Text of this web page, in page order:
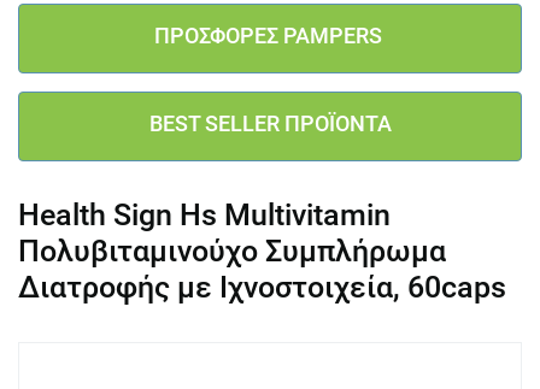
ΠΡΟΣΦΟΡΕΣ PAMPERS
BEST SELLER ΠΡΟΪΟΝΤΑ
Health Sign Hs Multivitamin
Πολυβιταμινούχο Συμπλήρωμα
Διατροφής με Ιχνοστοιχεία, 60caps